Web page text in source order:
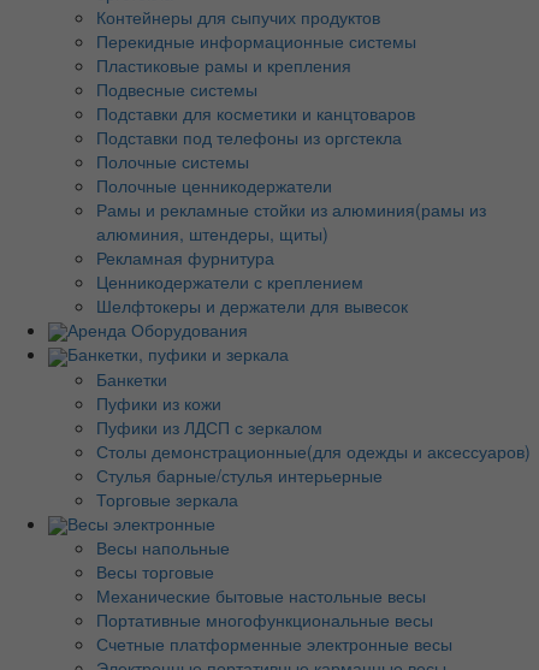
Контейнеры для сыпучих продуктов
Перекидные информационные системы
Пластиковые рамы и крепления
Подвесные системы
Подставки для косметики и канцтоваров
Подставки под телефоны из оргстекла
Полочные системы
Полочные ценникодержатели
Рамы и рекламные стойки из алюминия(рамы из
алюминия, штендеры, щиты)
Рекламная фурнитура
Ценникодержатели с креплением
Шелфтокеры и держатели для вывесок
Аренда Оборудования
Банкетки, пуфики и зеркала
Банкетки
Пуфики из кожи
Пуфики из ЛДСП с зеркалом
Столы демонстрационные(для одежды и аксессуаров)
Стулья барные/стулья интерьерные
Торговые зеркала
Весы электронные
Весы напольные
Весы торговые
Механические бытовые настольные весы
Портативные многофункциональные весы
Счетные платформенные электронные весы